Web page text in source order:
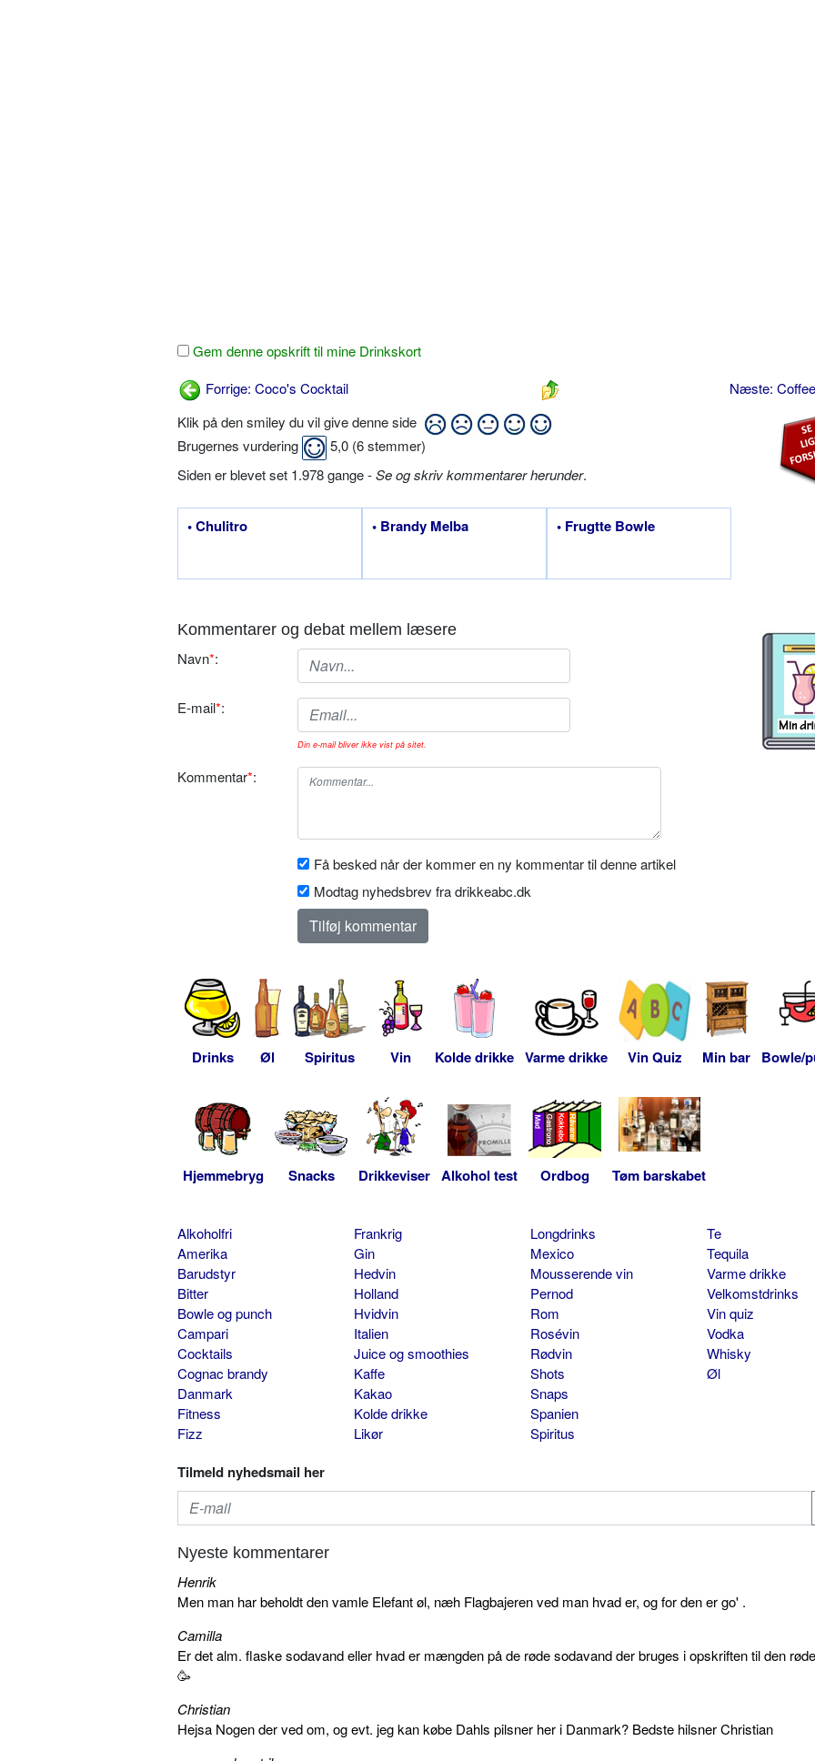
Gem denne opskrift til mine Drinkskort
Forrige: Coco's Cocktail
Næste:
Klik på den smiley du vil give denne side
Brugernes vurdering
5,0 (6stemmer)
Siden er blevet set 1.978 gange -Se og skriv kommentarer herunder.
• Chulitro • Brandy Melba • Frugtte Bowle
Kommentarer og debat mellem læsere
Navn*:
E-mail*:
Din e-mail bliver ikke vist på sitet.
Kommentar*:
Få besked når der kommer en ny kommentar til denne artikel
Modtag nyhedsbrev fra drikkeabc.dk
Drinks Øl Spiritus Vin Kolde drikke Varme drikke Vin Quiz Min bar Bowle/
Hjemmebryg Snacks Drikkeviser Alkohol test Ordbog Tøm barskabet
Alkoholfri
Amerika
Barudstyr
Bitter
Bowle og punch
Campari
Cocktails
Cognac brandy
Danmark
Fitness
Fizz
Frankrig
Gin
Hedvin
Holland
Hvidvin
Italien
Juice og smoothies
Kaffe
Kakao
Kolde drikke
Likør
Longdrinks
Mexico
Mousserende vin
Pernod
Rom
Rosévin
Rødvin
Shots
Snaps
Spanien
Spiritus
Te
Tequila
Varme drikke
Velkomstdrinks
Vin quiz
Vodka
Whisky
Øl
Tilmeld nyhedsmail her
Nyeste kommentarer
Henrik
Men man har beholdt den vamle Elefant øl, næh Flagbajeren ved man hvad er, og for den er go' .
Camilla
Er det alm. flaske sodavand eller hvad er mængden på de røde sodavand der bruges i opskriften til den
🥳
Christian
Hejsa Nogen der ved om, og evt. jeg kan købe Dahls pilsner her i Danmark? Bedste hilsner Christian